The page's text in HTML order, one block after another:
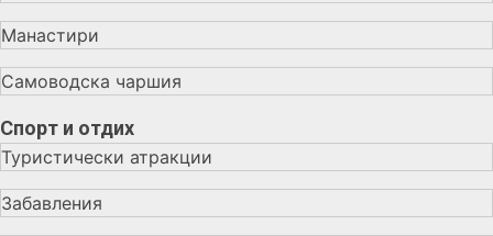
Манастири
Самоводска чаршия
Спорт и отдих
Туристически атракции
Забавления